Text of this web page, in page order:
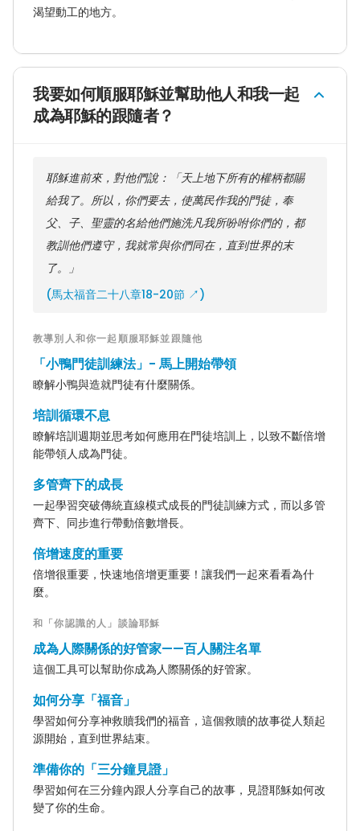
渴望動工的地方。
我要如何順服耶穌並幫助他人和我一起
成為耶穌的跟隨者？
耶穌進前來，對他們說：「天上地下所有的權柄都賜
給我了。所以，你們要去，使萬民作我的門徒，奉
父、子、聖靈的名給他們施洗凡我所吩咐你們的，都
教訓他們遵守，我就常與你們同在，直到世界的末
了。」
(馬太福音二十八章18-20節 ↗)
教導別人和你一起順服耶穌並跟隨他
「小鴨門徒訓練法」- 馬上開始帶領
瞭解小鴨與造就門徒有什麼關係。
培訓循環不息
瞭解培訓週期並思考如何應用在門徒培訓上，以致不斷倍增
能帶領人成為門徒。
多管齊下的成長
一起學習突破傳統直線模式成長的門徒訓練方式，而以多管
齊下、同步進行帶動倍數增長。
倍增速度的重要
倍增很重要，快速地倍增更重要！讓我們一起來看看為什
麼。
和「你認識的人」談論耶穌
成為人際關係的好管家——百人關注名單
這個工具可以幫助你成為人際關係的好管家。
如何分享「福音」
學習如何分享神救贖我們的福音，這個救贖的故事從人類起
源開始，直到世界結束。
準備你的「三分鐘見證」
學習如何在三分鐘內跟人分享自己的故事，見證耶穌如何改
變了你的生命。